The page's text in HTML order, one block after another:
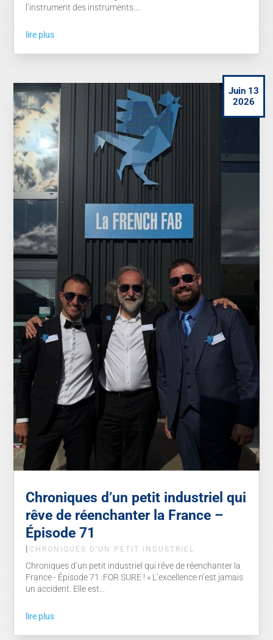
l’instrument des instruments....
lire plus
Chroniques d’un petit industriel qui
rêve de réenchanter la France –
Épisode 71
Juin 13
2026
| CHRONIQUES D’UN PETIT INDUSTRIEL
Chroniques d’un petit industriel qui rêve de réenchanter la
France - Épisode 71 :FOR SURE ! « L’excellence n’est jamais
un accident. Elle est...
lire plus